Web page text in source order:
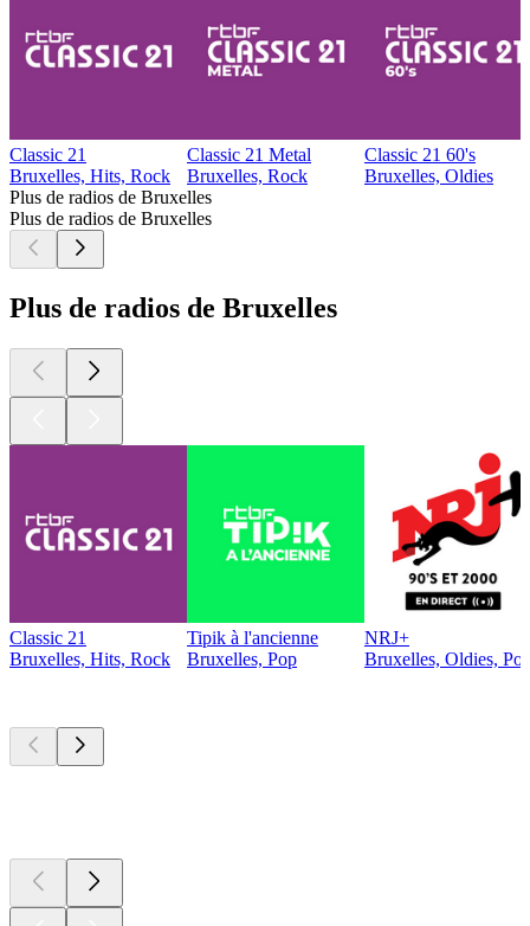
Classic 21
Bruxelles, Hits, Rock
Classic 21 Metal
Bruxelles, Rock
Classic 21 60's
Bruxelles, Oldies
Plus de radios de Bruxelles
Plus de radios de Bruxelles
Plus de radios de Bruxelles
Classic 21
Bruxelles, Hits, Rock
Tipik à l'ancienne
Bruxelles, Pop
NRJ+
Bruxelles, Oldies,